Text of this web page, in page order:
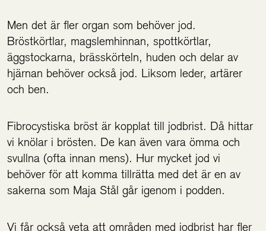
Men det är fler organ som behöver jod.
Bröstkörtlar, magslemhinnan, spottkörtlar,
äggstockarna, brässkörteln, huden och delar av
hjärnan behöver också jod. Liksom leder, artärer
och ben.
Fibrocystiska bröst är kopplat till jodbrist. Då hittar
vi knölar i brösten. De kan även vara ömma och
svullna (ofta innan mens). Hur mycket jod vi
behöver för att komma tillrätta med det är en av
sakerna som Maja Stål går igenom i podden.
Vi får också veta att områden med jodbrist har fler